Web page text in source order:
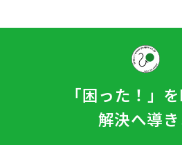
「困った！」
解決へ導